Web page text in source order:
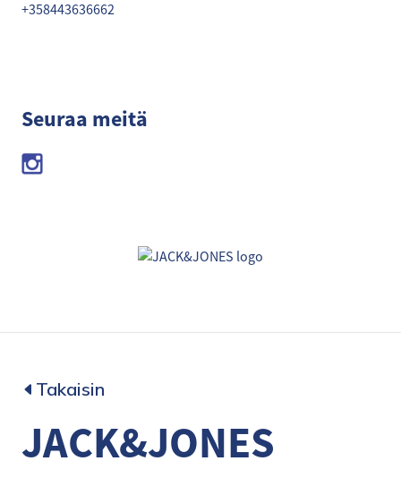
+358443636662
Seuraa meitä
Takaisin
JACK&JONES